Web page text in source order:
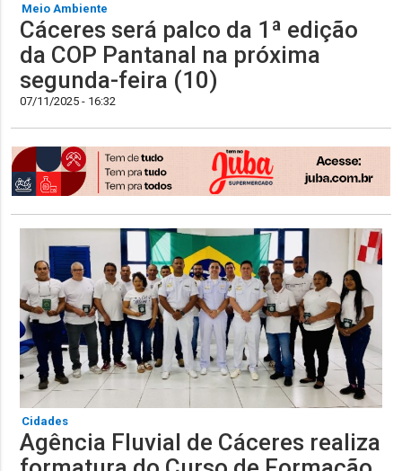
Meio Ambiente
Cáceres será palco da 1ª edição
da COP Pantanal na próxima
segunda-feira (10)
07/11/2025 - 16:32
Cidades
Agência Fluvial de Cáceres realiza